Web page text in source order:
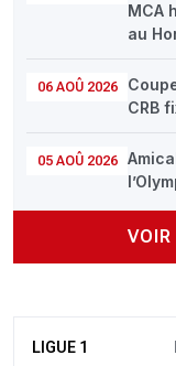
MCA
au
06 AOÛ 2026
CRB
05 AOÛ 2026
VOIR
LIGUE 1